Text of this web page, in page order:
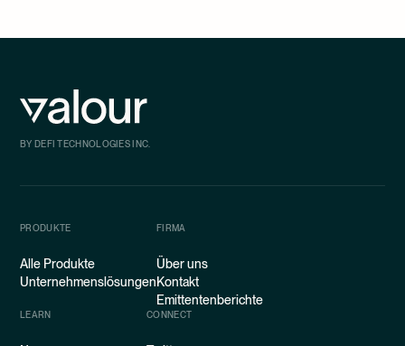
BY DEFI TECHNOLOGIES INC.
PRODUKTE
Alle Produkte
Unternehmenslösungen
FIRMA
Über uns
Kontakt
Emittentenberichte
LEARN CONNECT